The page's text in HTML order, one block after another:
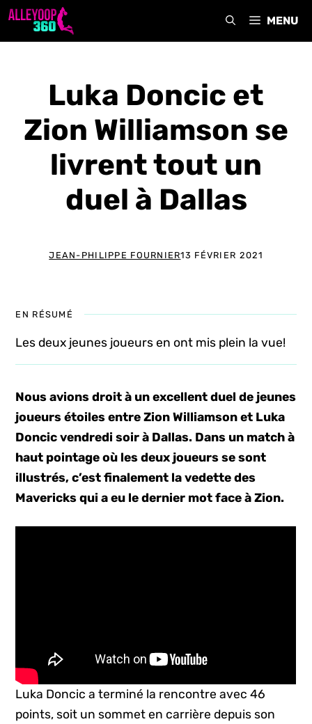
Aller
MENU
Luka Doncic et
Zion Williamson se
livrent tout un
duel à Dallas
JEAN-PHILIPPE FOURNIER13 FÉVRIER 2021
EN RÉSUMÉ
Les deux jeunes joueurs en ont mis plein la vue!
Nous avions droit à un excellent duel de jeunes
joueurs étoiles entre Zion Williamson et Luka
Doncic vendredi soir à Dallas. Dans un match à
haut pointage où les deux joueurs se sont
illustrés, c’est finalement la vedette des
Mavericks qui a eu le dernier mot face à Zion.
Luka Doncic a terminé la rencontre avec 46
points, soit un sommet en carrière depuis son